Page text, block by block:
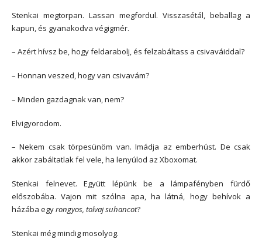
Stenkai megtorpan. Lassan megfordul. Visszasétál, beballag a
kapun, és gyanakodva végigmér.
– Azért hívsz be, hogy feldarabolj, és felzabáltass a csivaváiddal?
– Honnan veszed, hogy van csivavám?
– Minden gazdagnak van, nem?
Elvigyorodom.
– Nekem csak törpesünöm van. Imádja az emberhúst. De csak
akkor zabáltatlak fel vele, ha lenyúlod az Xboxomat.
Stenkai felnevet. Együtt lépünk be a lámpafényben fürdő
előszobába. Vajon mit szólna apa, ha látná, hogy behívok a
házába egyrongyos, tolvaj suhancot?
Stenkai még mindig mosolyog.